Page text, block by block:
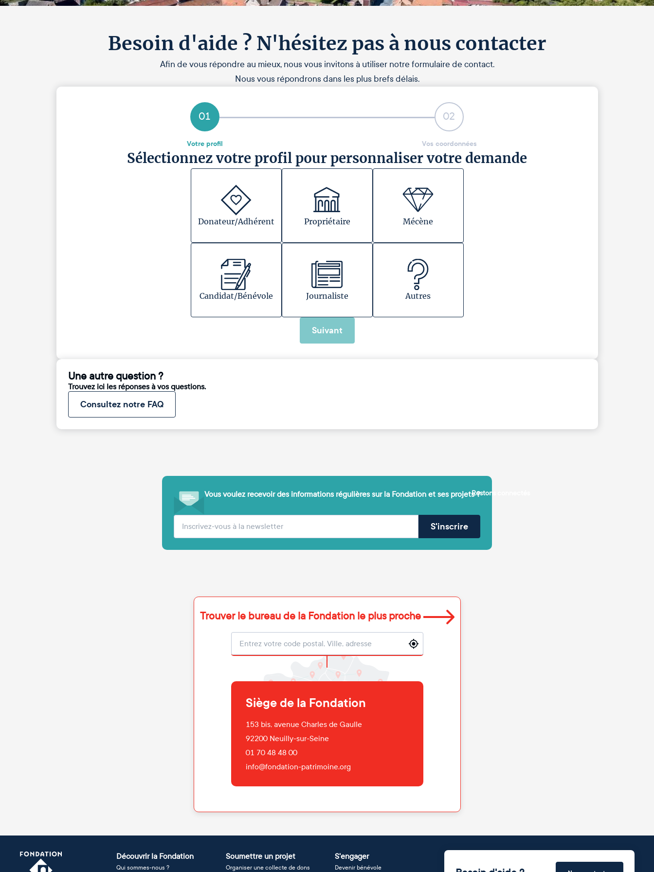
Besoin d'aide ? N'hésitez pas à nous contacter
Afin de vous répondre au mieux, nous vous invitons à utiliser notre formulaire de contact.
Nous vous répondrons dans les plus brefs délais.
01
Votre profil
02
Vos coordonnées
Sélectionnez votre profil pour personnaliser votre demande
Donateur/Adhérent Propriétaire Mécène
Candidat/Bénévole Journaliste Autres
Suivant
Une autre question ?
Trouvez ici les réponses à vos questions.
Consultez notre FAQ
Vous voulez recevoir des informations régulières sur la Fondation et ses projets ?
Votre adresse e-mail (obligatoire) S'inscrire
Restons connectés
Trouver le bureau de la Fondation le plus proche
Localisation
Siège de la Fondation
153 bis, avenue Charles de Gaulle
92200 Neuilly-sur-Seine
01 70 48 48 00
info@fondation-patrimoine.org
Découvrir la Fondation
Qui sommes-nous ?
Soumettre un projet
Organiser une collecte de dons
S'engager
Devenir bénévole